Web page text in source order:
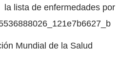
la lista de enfermedades por
Mundial de la Salud